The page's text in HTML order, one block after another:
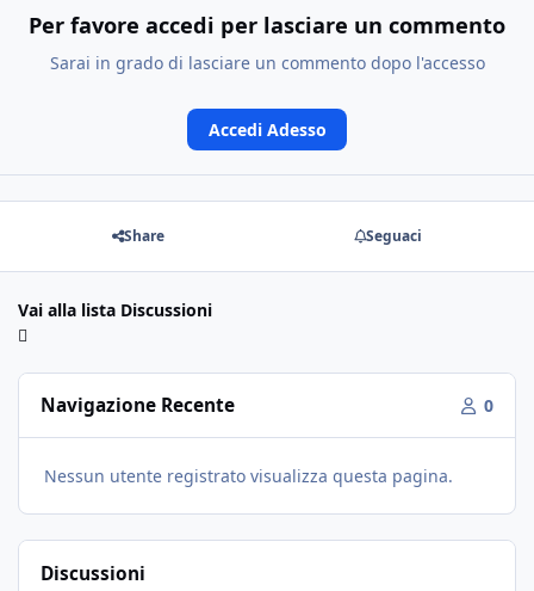
Per favore accedi per lasciare un commento
Sarai in grado di lasciare un commento dopo l'accesso
Accedi Adesso
Share Seguaci
Vai alla lista Discussioni
Navigazione Recente 0
Nessun utente registrato visualizza questa pagina.
Discussioni